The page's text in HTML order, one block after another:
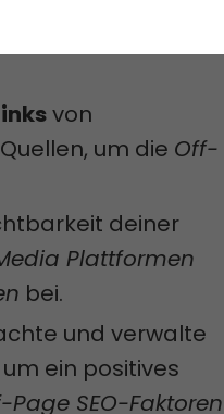
von
um die Off-
deiner
Plattformen
bei.
und verwalte
ein positives
Page SEO-Faktoren